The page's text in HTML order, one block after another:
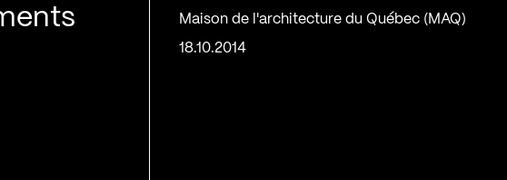
Maison de l'architecture du Québec (MAQ)
18.10.2014